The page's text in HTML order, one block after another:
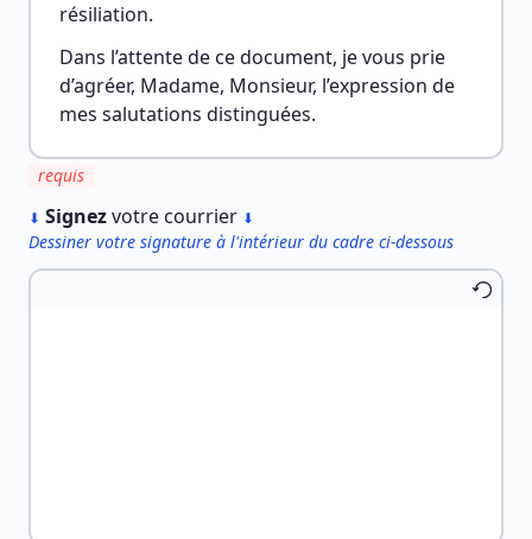
résiliation.
Dans l’attente de ce document, je vous prie
d’agréer, Madame, Monsieur, l’expression de
mes salutations distinguées.
requis
⬇ Signezvotre courrier ⬇
Dessiner votre signature à l'intérieur du cadre ci-dessous